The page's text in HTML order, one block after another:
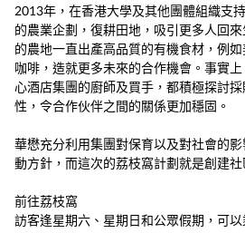
2013年，在香港大學及其他團體組織支
的農業企劃，復耕田地，吸引更多人回
的農地一直出產高品質的有機食材，例
咖啡，造就更多未來的合作機會。事實
心酒店集團的廚師及買手，都積極探討
性，令合作伙伴之間的關係更加穩固。
華懋充分利用集團對保育以及對社會的
動方針，而這次的荔枝窩計劃就是創建社
前往荔枝窩
訪客逢星期六、星期日和公眾假期，可